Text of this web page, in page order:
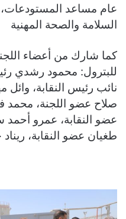
عام مساعد
السلامة والصحة المهنية
كما شارك من أعضاء
للبترول: محمود رشدي
نائب رئيس النقابة، وائل
صلاح عضو اللجنة، محمد
عضو النقابة، عمرو أحمد
طغيان عضو النقابة،